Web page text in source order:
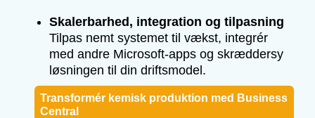
Skalerbarhed, integration og tilpasning
Tilpas nemt systemet til vækst, integrér
med andre Microsoft-apps og skræddersy
løsningen til din driftsmodel.
Transformér kemisk produktion med Business
Central